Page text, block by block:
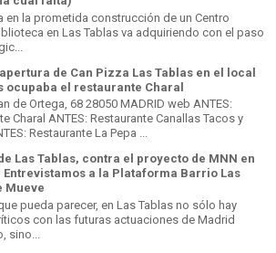
en la prometida construcción de un Centro
en Las Tablas va adquiriendo con el paso
de Can Pizza Las Tablas en el local
ocupaba el restaurante Charal
de Ortega, 68 28050 MADRID web ANTES:
Charal ANTES: Restaurante Canallas Tacos y
Restaurante La Pepa ...
Las Tablas, contra el proyecto de MNN en
a la Plataforma Barrio Las
Mueve
pueda parecer, en Las Tablas no sólo hay
con las futuras actuaciones de Madrid
sino...